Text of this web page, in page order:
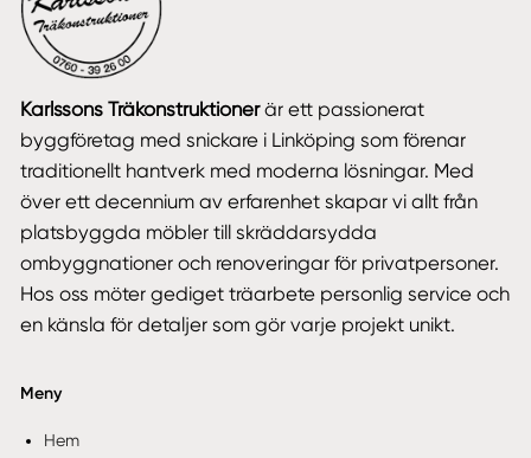
Karlssons Träkonstruktionerär ett passionerat
byggföretag med snickare i Linköping som förenar
traditionellt hantverk med moderna lösningar. Med
över ett decennium av erfarenhet skapar vi allt från
platsbyggda möbler till skräddarsydda
ombyggnationer och renoveringar för privatpersoner.
Hos oss möter gediget träarbete personlig service och
en känsla för detaljer som gör varje projekt unikt.
Meny
Hem